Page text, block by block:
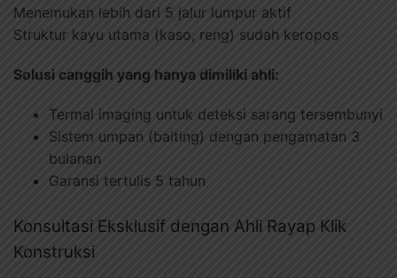
Menemukan lebih dari 5 jalur lumpur aktif
Struktur kayu utama (kaso, reng) sudah keropos
Solusi canggih yang hanya dimiliki ahli:
Termal imaging untuk deteksi sarang tersembunyi
Sistem umpan (baiting) dengan pengamatan 3
bulanan
Garansi tertulis 5 tahun
Konsultasi Eksklusif dengan Ahli Rayap Klik
Konstruksi